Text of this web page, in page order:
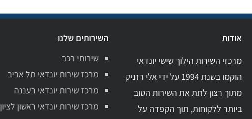
אודות
מרכזי השירות הילוך שישי יונדאי
הוקמו בשנת 1994 על ידי אלי רזניק
מתוך רצון לתת את השירות הטוב
ביותר ללקוחות, תוך הקפדה על
השירותים שלנו
שירותי רכב
מרכז שירות יונדאי תל אביב
מרכז שירות יונדאי רעננה
מרכז שירות יונדאי ראשון לציון